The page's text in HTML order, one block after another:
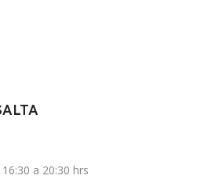
a 20:30 hrs